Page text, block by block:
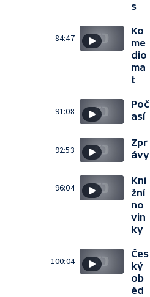
s
84:47
Ko
me
dio
ma
t
91:08
Poč
así
92:53
Zpr
ávy
96:04
Kni
žní
no
vin
ky
100:04
Čes
ký
ob
ěd